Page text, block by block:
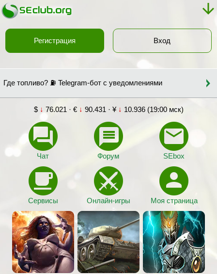
Регистрация Вход
Где топливо? ⛽ Telegram-бот с уведомлениями
$ ↓ 76.021 · € ↓ 90.431 · ¥ ↓ 10.936 (19:00 мск)
Чат Форум SEbox
Сервисы Онлайн-игры Моя страница